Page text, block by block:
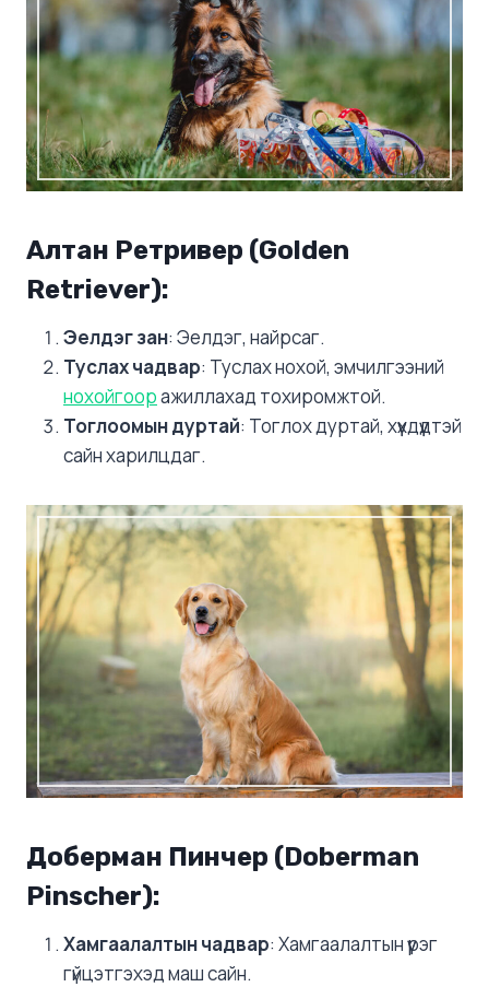
Алтан Ретривер (Golden
Retriever):
Эелдэг зан: Эелдэг, найрсаг.
Туслах чадвар: Туслах нохой, эмчилгээний
нохойгооражиллахад тохиромжтой.
Тоглоомын дуртай: Тоглох дуртай, хүүхдүүдтэй
сайн харилцдаг.
Доберман Пинчер (Doberman
Pinscher):
Хамгаалалтын чадвар: Хамгаалалтын үүрэг
гүйцэтгэхэд маш сайн.